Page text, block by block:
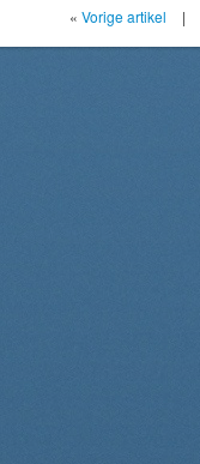
« Vorige artikel |